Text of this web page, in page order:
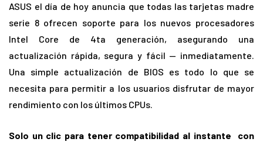
ASUS el día de hoy anuncia que todas las tarjetas madre
serie 8 ofrecen soporte para los nuevos procesadores
Intel Core de 4ta generación, asegurando una
actualización rápida, segura y fácil — inmediatamente.
Una simple actualización de BIOS es todo lo que se
necesita para permitir a los usuarios disfrutar de mayor
rendimiento con los últimos CPUs.
Solo un clic para tener compatibilidad al instante con